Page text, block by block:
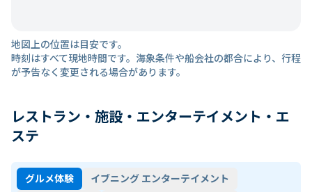
地図上の位置は目安です。
時刻はすべて現地時間です。海象条件や船会社の都合により、行程
が予告なく変更される場合があります。
レストラン・施設・エンターテイメント・エ
ステ
グルメ体験
イブニング エンターテイメント